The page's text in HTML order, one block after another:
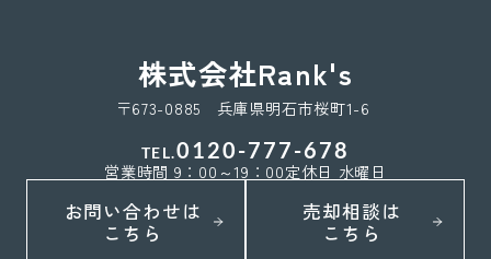
株式会社Rank's
〒673-0885 兵庫県明石市桜町1-6
TEL.0120-777-678
営業時間 9：00～19：00定休日 水曜日
お問い合わせは
こちら
売却相談は
こちら